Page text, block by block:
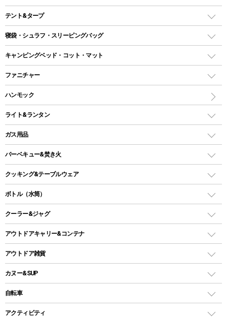
テント&タープ
テント
ツールームテント
ワンポールテント
シェルターテント
ロッジ型・オリジナルテント
タープ
スクエアタープ（レクタタープ）
メッシュタープ
自立式タープ
パラソル
テントアクセサリー
ペグ
グランドシート
寝袋・シュラフ・スリーピングバッグ
レクタングラー型（封筒型）シュラフ
インナーシュラフ
キャンピングベッド・コット・マット
キャンピングベッド・コット
インフレータブルマット
ファニチャー
アウトドアテーブル
レジャーシート
ハンモック
ライト&ランタン
LEDランタン
ガスランタン
オイルランタン
LEDライト
ヘッドライト
キャンドル
ガス用品
ガスバーナー
ガス缶
ガストーチ、ライター
バーベキュー&焚き火
バーベキューコンロ、グリル
焚き火台タイプ（ロースタイル）グリル
卓上タイプグリル
パーティータイプグリル
鉄板、アミ
焚き火台&ストーブ
火起こし
クッキング&テーブルウェア
ダッチオーブン
ホットサンドメーカー
クッカーセット
シェラカップ
クッキングツール
ボトル（水筒）
ステンレスボトル
コップ付きタイプ
ワンタッチタイプ
プラスチックボトル
ディズニーボトル
クーラー&ジャグ
クーラーボックス
クーラーバッグ
ウォータージャグ
保冷剤
アウトドアキャリー&コンテナ
アウトドアキャリー
アウトドア雑貨
バックパック&バッグ
リュック、バックパック
トートバッグ、サコッシュ
カヌー&SUP
インフレータブル
自転車
折りたたみ自転車
アクティビティ